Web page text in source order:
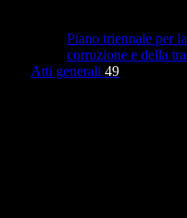
Piano triennale per
corruzione e della
Atti generali 49